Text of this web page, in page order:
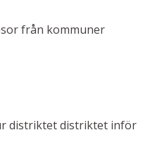
från kommuner
distriktet distriktet inför